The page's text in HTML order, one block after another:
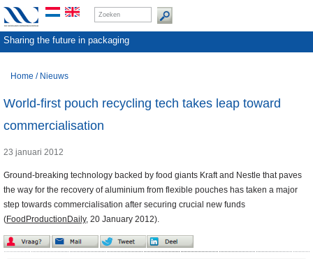
Sharing the future in packaging
Home / Nieuws
World-first pouch recycling tech takes leap toward
commercialisation
23 januari 2012
Ground-breaking technology backed by food giants Kraft and Nestle that paves
the way for the recovery of aluminium from flexible pouches has taken a major
step towards commercialisation after securing crucial new funds
(FoodProductionDaily, 20 January 2012).